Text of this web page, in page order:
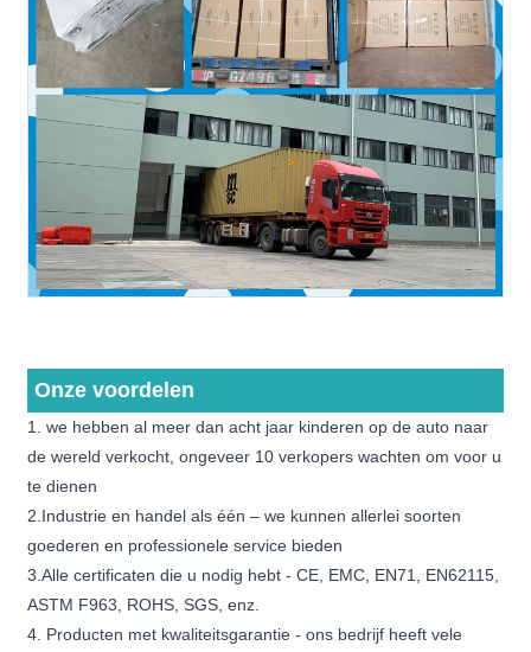
Onze voordelen
1. we hebben al meer dan acht jaar kinderen op de auto naar
de wereld verkocht, ongeveer 10 verkopers wachten om voor u
te dienen
2.Industrie en handel als één – we kunnen allerlei soorten
goederen en professionele service bieden
3.Alle certificaten die u nodig hebt - CE, EMC, EN71, EN62115,
ASTM F963, ROHS, SGS, enz.
4. Producten met kwaliteitsgarantie - ons bedrijf heeft vele